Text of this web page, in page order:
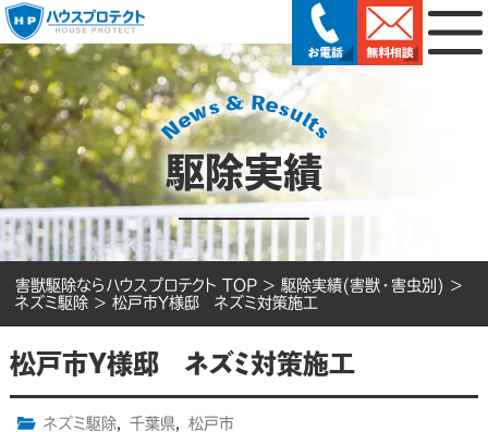
駆除実績
害獣駆除ならハウスプロテクト TOP > 駆除実績(害獣・害虫別) >
ネズミ駆除 > 松戸市Y様邸 ネズミ対策施工
松戸市Y様邸 ネズミ対策施工
ネズミ駆除, 千葉県,
松戸市